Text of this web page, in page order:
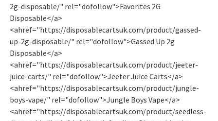
2g-disposable/" rel="dofollow">Favorites 2G
Disposable</a>
<ahref="https://disposablecartsuk.com/product/gassed-
up-2g-disposable/" rel="dofollow">Gassed Up 2g
Disposable</a>
<ahref="https://disposablecartsuk.com/product/jeeter-
juice-carts/" rel="dofollow">Jeeter Juice Carts</a>
<ahref="https://disposablecartsuk.com/product/jungle-
boys-vape/" rel="dofollow">Jungle Boys Vape</a>
<ahref="https://disposablecartsuk.com/product/seedless-